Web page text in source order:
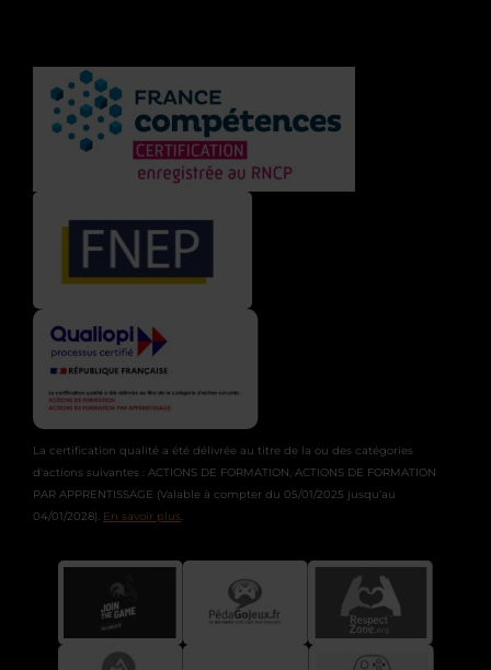
La certification qualité a été délivrée au titre de la ou des catégories
d'actions suivantes : ACTIONS DE FORMATION, ACTIONS DE FORMATION
PAR APPRENTISSAGE (Valable à compter du 05/01/2025 jusqu’au
04/01/2028). En savoir plus